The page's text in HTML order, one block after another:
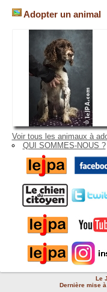
Adopter un animal
Voir tous les animaux à
QUI SOMMES-NOUS ?
Le
Dernière mise